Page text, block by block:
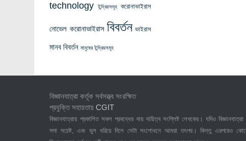
technology ইন্দ্রিয়সমূহ করোনাভাইরাস
নোভেল করোনাভাইরাস বিবর্তন ভাইরাস
মানব বিবর্তন মানুষের ইন্দ্রিয়সমূহ
বিজ্ঞানযাত্রা কর্তৃক সর্বসত্ত্ব সংরক্ষিত
প্রযুক্তি সহায়তায়CGIT
বিজ্ঞানযাত্রায় প্রকাশিত সকল প্রবন্ধের দায় দায়িত্ব সংশ্লিষ্ট লেখকের। যদিও
সদা সচেষ্ট, এবং ভুল ধরিয়ে দিলে সেটা সংশোধনে আমরা তৎপর। কিন্তু এরপরেও